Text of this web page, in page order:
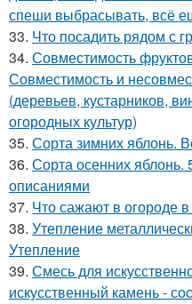
спеши выбрасывать, всё
33. Что посадить рядом с
34. Совместимость
Совместимость и
(деревьев, кустарников,
огородных культур)
35. Сорта зимних яблонь.
36. Сорта осенних яблонь.
описаниями
37. Что сажают в огороде
38. Утепление
Утепление
39. Смесь для
искусственный камень -